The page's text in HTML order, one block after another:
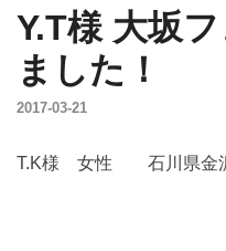
Y.T様 大坂
ました！
2017-03-21
T.K様 女性 石川県金